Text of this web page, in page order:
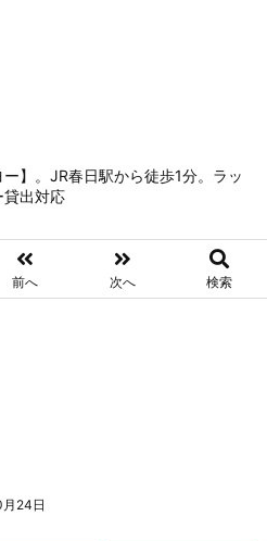
】。JR春日駅から徒歩1分。ラッ
貸出対応
前へ 次へ 検索
24日